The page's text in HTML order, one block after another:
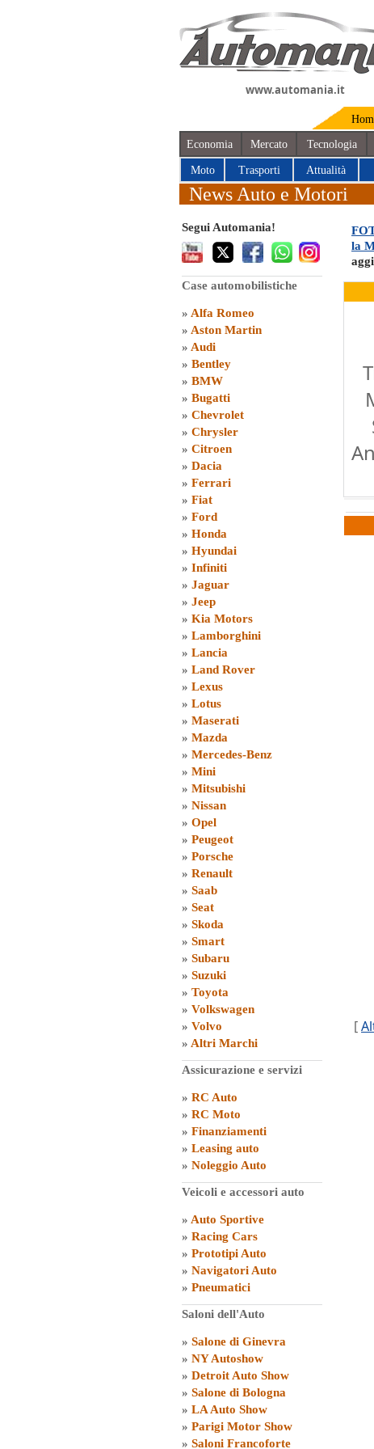
www.automania.it
Economia Mercato Tecnologia
Moto Trasporti Attualità
News Auto e Motori
Segui Automania!
Case automobilistiche
» Alfa Romeo
» Aston Martin
» Audi
» Bentley
» BMW
» Bugatti
» Chevrolet
» Chrysler
» Citroen
» Dacia
» Ferrari
» Fiat
» Ford
» Honda
» Hyundai
» Infiniti
» Jaguar
» Jeep
» Kia Motors
» Lamborghini
» Lancia
» Land Rover
» Lexus
» Lotus
» Maserati
» Mazda
» Mercedes-Benz
» Mini
» Mitsubishi
» Nissan
» Opel
» Peugeot
» Porsche
» Renault
» Saab
» Seat
» Skoda
» Smart
» Subaru
» Suzuki
» Toyota
» Volkswagen
» Volvo
» Altri Marchi
Assicurazione e servizi
» RC Auto
» RC Moto
» Finanziamenti
» Leasing auto
» Noleggio Auto
Veicoli e accessori auto
» Auto Sportive
» Racing Cars
» Prototipi Auto
» Navigatori Auto
» Pneumatici
Saloni dell'Auto
» Salone di Ginevra
» NY Autoshow
» Detroit Auto Show
» Salone di Bologna
» LA Auto Show
» Parigi Motor Show
» Saloni Francoforte
la
[